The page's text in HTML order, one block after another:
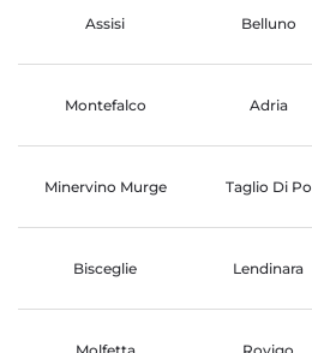
Assisi Belluno
Montefalco Adria
Minervino Murge Taglio Di Po
Bisceglie Lendinara